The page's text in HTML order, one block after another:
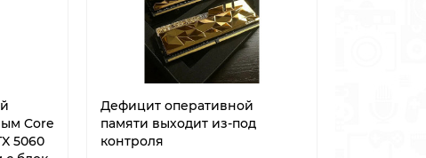
Core
5060
Дефицит оперативной
памяти выходит из-под
контроля